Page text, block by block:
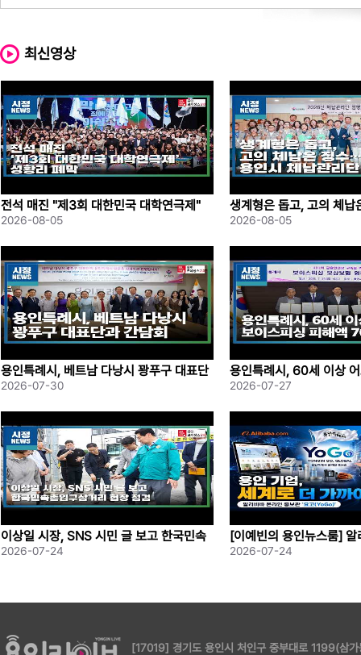
최신영상
전석 매진 "제3회 대한민국 대학연극제"
성황리 폐막
2026-08-05
생계형은 돕고, 고의 체
례시 체납관리단 출범
2026-08-05
용인특례시, 베트남 다낭시 꽝푸구 대표단
과 간담회
2026-07-30
용인특례시, 60세 이상
싱 피해액 70%; 보상
2026-07-27
이상일 시장, SNS 시민 글 보고 한국민속
촌입구삼거리 현장 점검
2026-07-24
[이예빈의 용인뉴스룸] 알
플러팅하는 용인 K 기업
2026-07-24
[17019] 경기도 용인시 처인구 중부대로 1199(삼